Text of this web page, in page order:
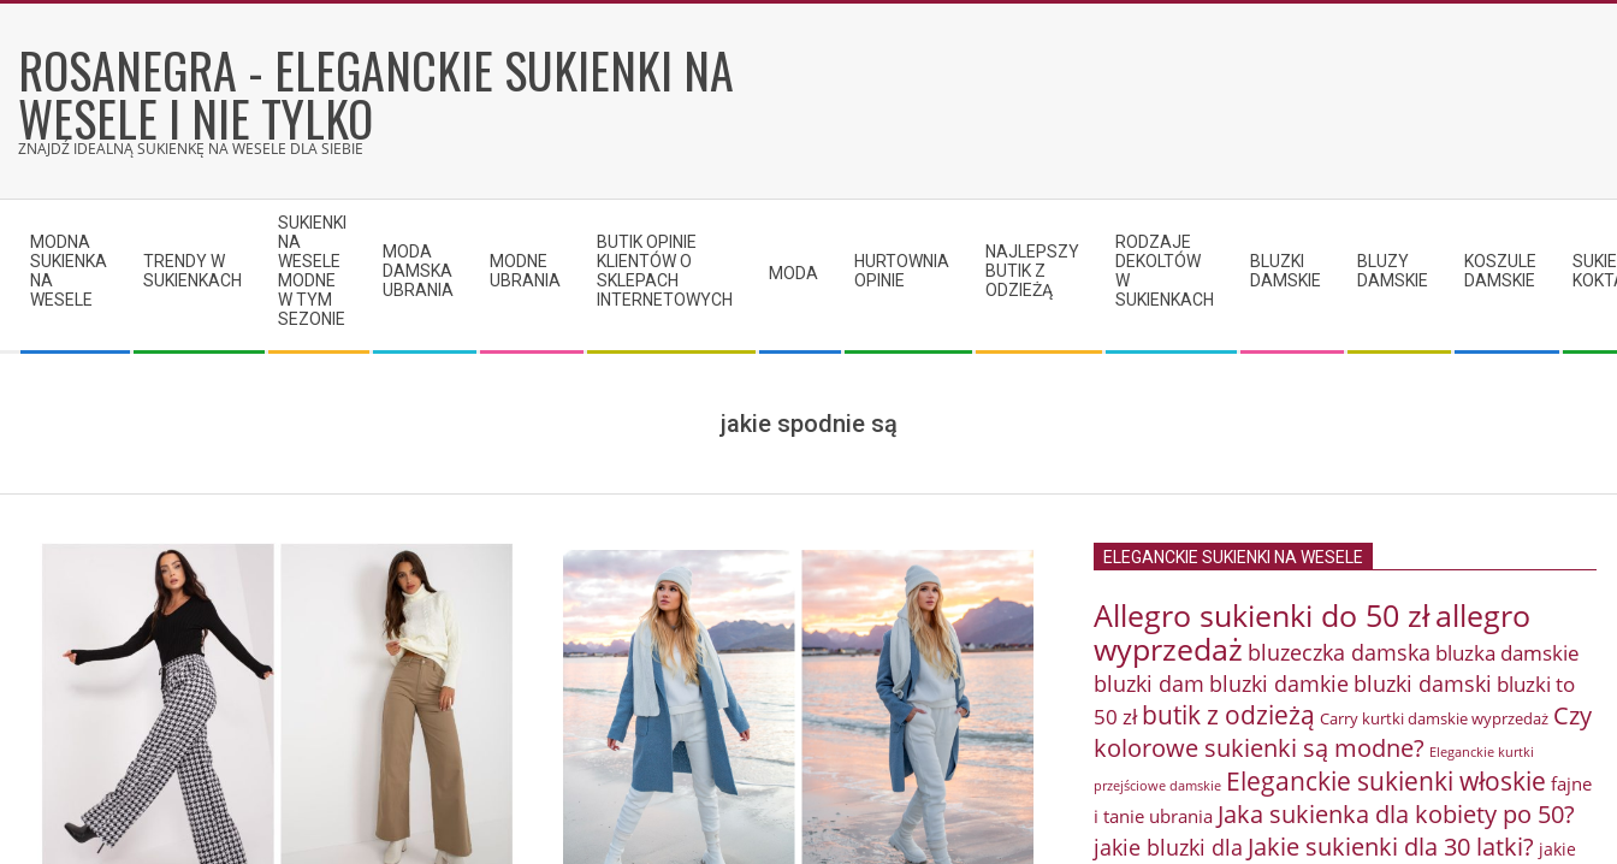
contentROSANEGRA - ELEGANCKIE SUKIENKI NA
WESELE I NIE TYLKO
ZNAJDŹ IDEALNĄ SUKIENKĘ NA WESELE DLA SIEBIE
Navigation
Menu
MODNA
SUKIENKA
NA
WESELE
TRENDY W
SUKIENKACH
SUKIENKI
NA
WESELE
MODNE
W TYM
SEZONIE
MODA
DAMSKA
UBRANIA
MODNE
UBRANIA
BUTIK OPINIE
KLIENTÓW O
SKLEPACH
INTERNETOWYCH
MODA
HURTOWNIA
OPINIE
NAJLEPSZY
BUTIK Z
ODZIEŻĄ
RODZAJE
DEKOLTÓW
W
SUKIENKACH
BLUZKI
DAMSKIE
BLUZY
DAMSKIE
KOSZULE
DAMSKIE
jakie spodnie są
ELEGANCKIE SUKIENKI NA WESELE
Allegro sukienki do 50 złallegro
wyprzedaż bluzeczka damska bluzka damskie
bluzki dam bluzki damkie bluzki damski bluzki to
50 zł butik z odzieżą Carry kurtki damskie wyprzedaż Czy
kolorowe sukienki są modne? Eleganckie kurtki
przejściowe damskie Eleganckie sukienki włoskie fajne
i tanie ubrania Jaka sukienka dla kobiety po 50?
jakie bluzki dla Jakie sukienki dla 30 latki? jakie